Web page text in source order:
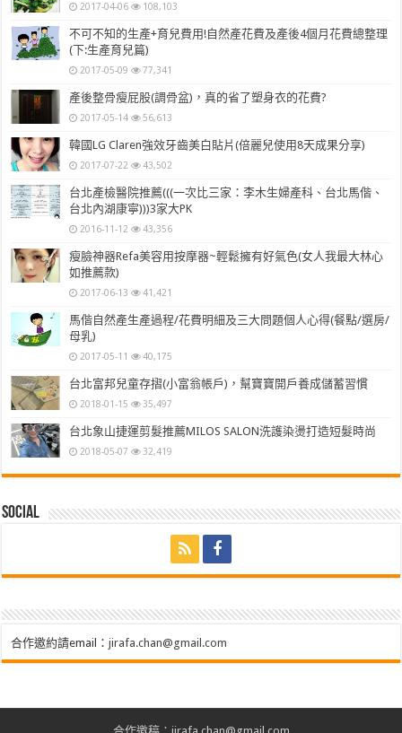
2017-04-06 108,103
不可不知的生產+育兒費用!自然產花費及產後4個月花費總整理
(下:生產育兒篇)
2017-05-09 77,341
產後整骨瘦屁股(調骨盆)，真的省了塑身衣的花費?
2017-05-14 56,613
韓國LG Claren強效牙齒美白貼片(倍麗兒使用8天成果分享)
2017-07-22 43,502
台北產檢醫院推薦(((一次比三家：李木生婦產科、台北馬偕、
台北內湖康寧)))3家大PK
2016-11-12 43,356
瘦臉神器Refa美容用按摩器~輕鬆擁有好氣色(女人我最大林心
如推薦款)
2017-06-13 41,421
馬偕自然產生產過程/花費明細及三大問題個人心得(餐點/選房/
母乳)
2017-05-11 40,175
台北富邦兒童存摺(小富翁帳戶)，幫寶寶開戶養成儲蓄習慣
2018-01-15 35,497
台北象山捷運剪髮推薦MILOS SALON洗護染燙打造短髮時尚
2018-05-07 32,419
Social
合作邀約請email：jirafa.chan@gmail.com